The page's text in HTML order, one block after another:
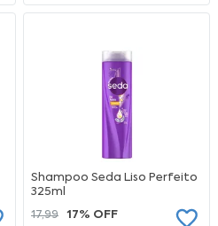
Shampoo Seda Liso Perfeito
325ml
17,99
17% OFF